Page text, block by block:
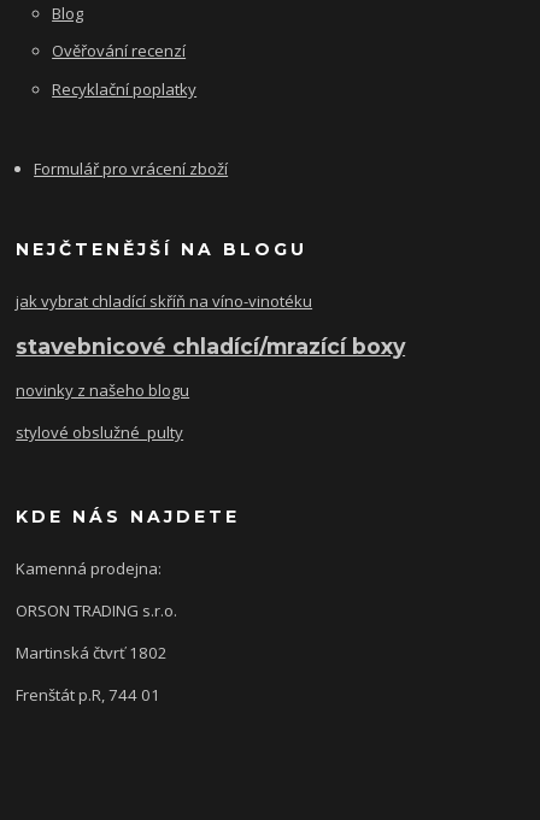
Blog
Ověřování recenzí
Recyklační poplatky
Formulář pro vrácení zboží
NEJČTENĚJŠÍ NA BLOGU
jak vybrat chladící skříň na víno-vinotéku
stavebnicové chladící/mrazící boxy
novinky z našeho blogu
stylové obslužné pulty
KDE NÁS NAJDETE
Kamenná prodejna:
ORSON TRADING s.r.o.
Martinská čtvrť 1802
Frenštát p.R, 744 01